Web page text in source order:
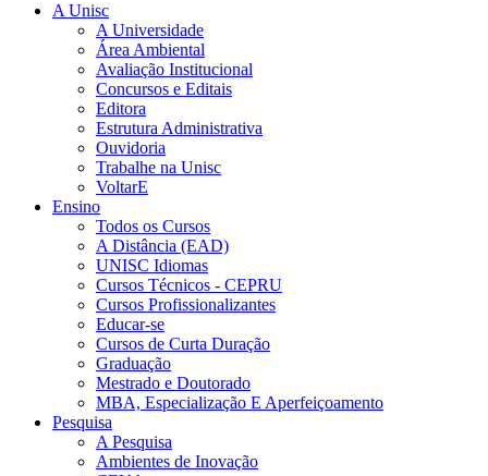
A Unisc
A Universidade
Área Ambiental
Avaliação Institucional
Concursos e Editais
Editora
Estrutura Administrativa
Ouvidoria
Trabalhe na Unisc
VoltarE
Ensino
Todos os Cursos
A Distância (EAD)
UNISC Idiomas
Cursos Técnicos - CEPRU
Cursos Profissionalizantes
Educar-se
Cursos de Curta Duração
Graduação
Mestrado e Doutorado
MBA, Especialização E Aperfeiçoamento
Pesquisa
A Pesquisa
Ambientes de Inovação